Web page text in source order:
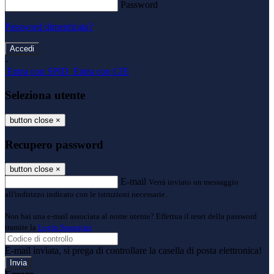
Password
Password dimenticata?
-
Entra con SPID Entra con CIE
Seleziona utente
button close ×
Recupero password
button close ×
E-mail Verrà inviato un messaggio
all'indirizzo indicato con le istruzioni necessarie.
Non hai una e-mail associata al nome utente? Effettua il reset della password
tramite la Login Spaggiari
E-mail inviata, si prega di controllare la casella di posta elettronica!